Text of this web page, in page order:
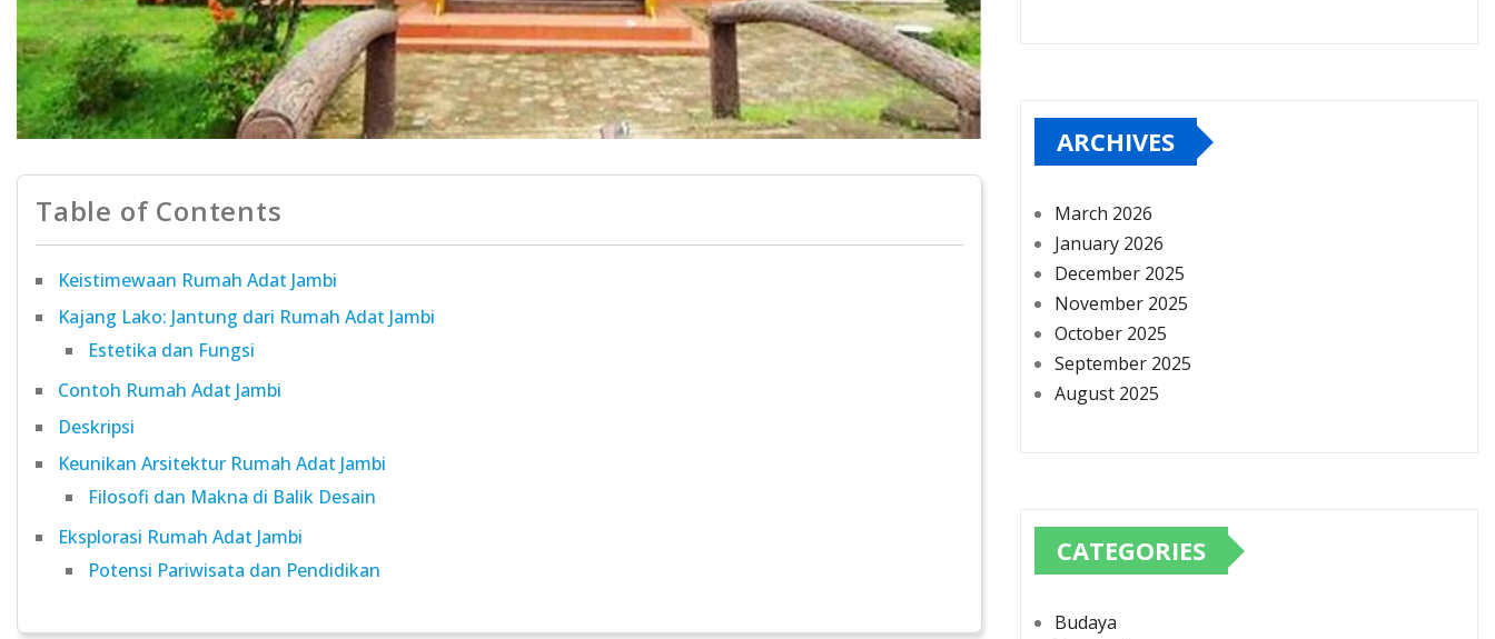
Table of Contents
Keistimewaan Rumah Adat Jambi
Kajang Lako: Jantung dari Rumah Adat Jambi
Estetika dan Fungsi
Contoh Rumah Adat Jambi
Deskripsi
Keunikan Arsitektur Rumah Adat Jambi
Filosofi dan Makna di Balik Desain
Eksplorasi Rumah Adat Jambi
Potensi Pariwisata dan Pendidikan
ARCHIVES
March 2026
January 2026
December 2025
November 2025
October 2025
September 2025
August 2025
CATEGORIES
Budaya